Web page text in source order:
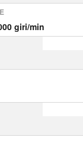
giri/min